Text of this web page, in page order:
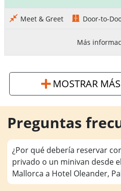
Meet & Greet Door-to-
Más
MOSTRAR
Preguntas
¿Por qué debería reservar
privado o un minivan desde
Mallorca a Hotel Oleander,